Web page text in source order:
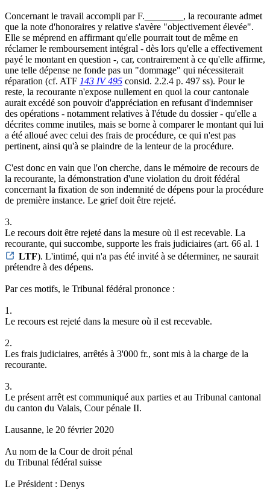
Concernant le travail accompli par F.________, la recourante admet
que la note d'honoraires y relative s'avère "objectivement élevée".
Elle se méprend en affirmant qu'elle pourrait tout de même en
réclamer le remboursement intégral - dès lors qu'elle a effectivement
payé le montant en question -, car, contrairement à ce qu'elle affirme,
une telle dépense ne fonde pas un "dommage" qui nécessiterait
réparation (cf. ATF 143 IV 495 consid. 2.2.4 p. 497 ss). Pour le
reste, la recourante n'expose nullement en quoi la cour cantonale
aurait excédé son pouvoir d'appréciation en refusant d'indemniser
des opérations - notamment relatives à l'étude du dossier - qu'elle a
décrites comme inutiles, mais se borne à comparer le montant qui lui
a été alloué avec celui des frais de procédure, ce qui n'est pas
pertinent, ainsi qu'à se plaindre de la lenteur de la procédure.
C'est donc en vain que l'on cherche, dans le mémoire de recours de
la recourante, la démonstration d'une violation du droit fédéral
concernant la fixation de son indemnité de dépens pour la procédure
de première instance. Le grief doit être rejeté.
3.
Le recours doit être rejeté dans la mesure où il est recevable. La
recourante, qui succombe, supporte les frais judiciaires (art. 66 al. 1
LTF). L'intimé, qui n'a pas été invité à se déterminer, ne saurait
prétendre à des dépens.
Par ces motifs, le Tribunal fédéral prononce :
1.
Le recours est rejeté dans la mesure où il est recevable.
2.
Les frais judiciaires, arrêtés à 3'000 fr., sont mis à la charge de la
recourante.
3.
Le présent arrêt est communiqué aux parties et au Tribunal cantonal
du canton du Valais, Cour pénale II.
Lausanne, le 20 février 2020
Au nom de la Cour de droit pénal
du Tribunal fédéral suisse
Le Président : Denys